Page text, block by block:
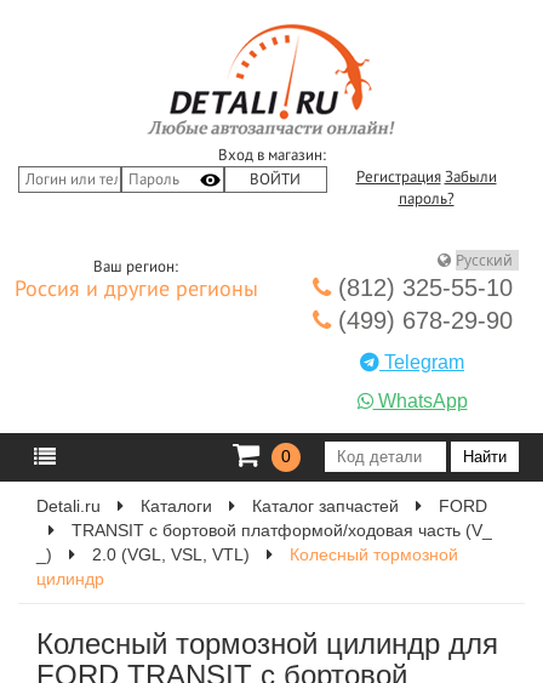
Вход в магазин:
Регистрация Забыли
пароль?
Ваш регион:
Россия и другие регионы
(812) 325-55-10
(499) 678-29-90
Telegram
WhatsApp
0
Detali.ru Каталоги Каталог запчастей
FORD
TRANSIT c бортовой платформой/ходовая часть (V_
_)
2.0 (VGL, VSL, VTL)
Колесный тормозной
цилиндр
Колесный тормозной цилиндр для
FORD TRANSIT c бортовой